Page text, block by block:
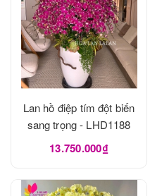
Lan hồ điệp tím đột biến
sang trọng - LHD1188
13.750.000₫